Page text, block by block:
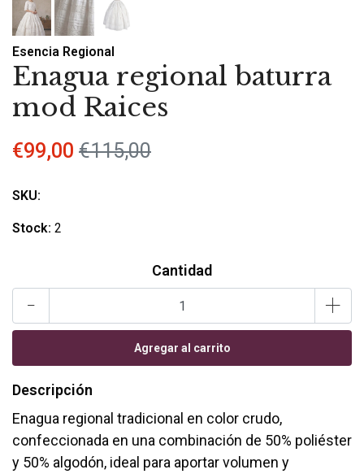
Esencia Regional
Enagua regional baturra
mod Raices
€99,00 €115,00
SKU:
Stock: 2
Cantidad
- +
Descripción
Enagua regional tradicional en color crudo,
confeccionada en una combinación de 50% poliéster
y 50% algodón, ideal para aportar volumen y